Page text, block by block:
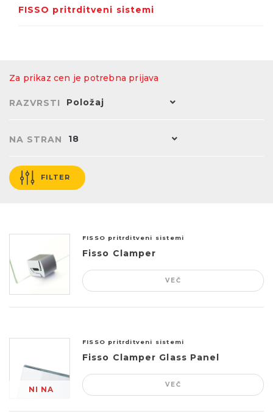
FISSO pritrditveni sistemi
Za prikaz cen je potrebna prijava
RAZVRSTI Položaj
NA STRAN 18
FILTER
FISSO pritrditveni sistemi
Fisso Clamper
VEČ
NI NA
FISSO pritrditveni sistemi
Fisso Clamper Glass Panel
VEČ